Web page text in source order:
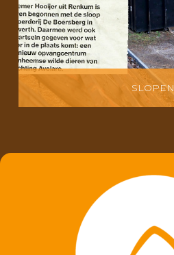
SLOPEN